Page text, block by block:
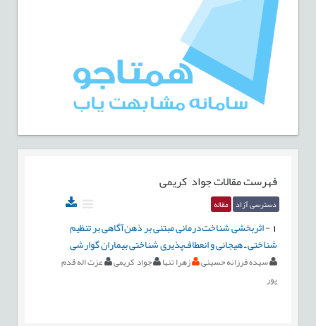
فهرست مقالاتجواد کریمی
دسترسی آزاد مقاله
-اثربخشی شناخت‌درمانی مبتنی بر ذهن‌آگاهی بر تنظیم
شناختی ـ هیجانی و انعطاف‌پذیری شناختی بیماران گوارشی
سیده فرزانه حسینی زهرا تنها جواد کریمی
عزت اله قدم
پور